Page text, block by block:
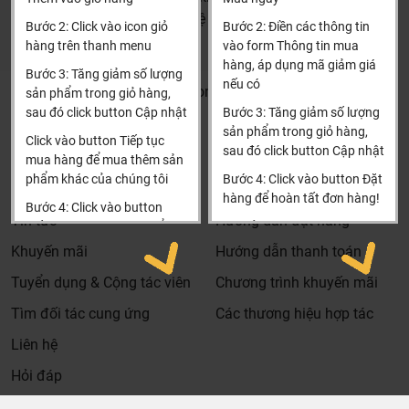
Dịch vụ riêng của Khali Nguyễn dành cho khách hàng:
Khảo sát công trình, để hỗ trợ khách hàng chọn sản
phẩm đúng và phù hợp cũng như đưa ra các lời
khuyên, chú ý, hoặc chỉ ra các vấn khổng ổn nếu có
hoàn toàn miễn phí.
Bảo trì sản phẩm lên tới 5 năm, tặng các phụ kiện hao
Bảo trì kiểm tra sản phẩm trước khi hết hạn bảo hành
kể cả sản phẩm có lên đên 5 năm hay 10 năm bảo
hành miễn phí, Khali Nguyễn sẽ liên hệ để bảo trì và
Bước 2: Click vào icon giỏ
hàng trên thanh menu
Bước 3: Tăng giảm số lượng
sản phẩm trong giỏ hàng,
sau đó click button Cập nhật
Click vào button Tiếp tục
mua hàng để mua thêm sản
phẩm khác của chúng tôi
Bước 4: Click vào button
Tiến hành thanh toán để
thanh toán đơn hàng của
Xin cảm ơn khách hàng!!!
Bước 2: Điền các thông tin
vào form Thông tin mua
hàng, áp dụng mã giảm giá
nếu có
Bước 3: Tăng giảm số lượng
sản phẩm trong giỏ hàng,
sau đó click button Cập nhật
Bước 4: Click vào button Đặt
hàng để hoàn tất đơn hàng!
Xin cảm ơn khách hàng!!!
HCM và các tỉnh khác: Liên hệ hotline để được hướng dẫn
đặt hàng
Khalinguyen.vn@gmail.com
0904501766
Thông tin
Tìm đại lý & Hợp tác
Tin tức
Khuyến mãi
Tuyển dụng & Cộng tác viên
Tìm đối tác cung ứng
Liên hệ
Hỏi đáp
Thông tin thêm
Hướng dẫn mua hàng
Hướng dẫn đặt hàng
Hướng dẫn thanh toán
Chương trình khuyến mãi
Các thương hiệu hợp tác